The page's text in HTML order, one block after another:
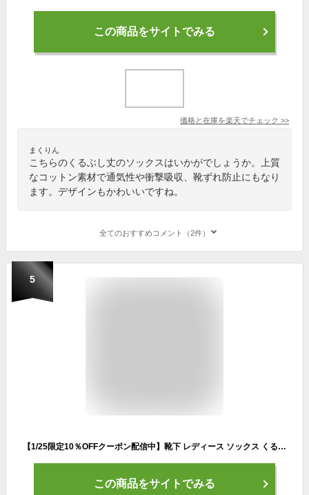
この商品をサイトでみる
価格と在庫を楽天でチェック >>
まくりん
こちらのくるぶし丈のソックスはいかがでしょうか。上質
なコットン素材で通気性や衝撃吸収、靴ずれ防止にもなり
ます。デザインもかわいいですね。
全てのおすすめコメント（2件）
5
【1/25限定10％OFFクーポン配信中】靴下 レディース ソックス くるぶし スマイルソックス ランダム 5足セット おしゃれ かわいい 夏用 秋用 冬用 春用 ショートソックス パンプス コットン スニーカーソックス ビジネス 通気性 衝撃吸収 靴ずれ 防止
この商品をサイトでみる